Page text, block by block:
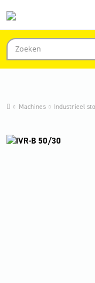
Machines Industrieel